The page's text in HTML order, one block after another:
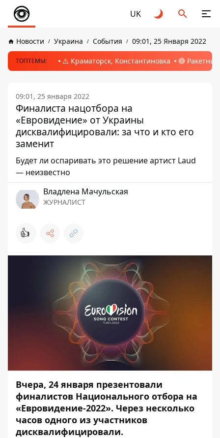
UK
Новости Украина События 09:01, 25 Января 2022
ТОПТЕМЫ: ⚠️ Краматорск, Константиновка 🔴
09:01, 25 января 2022
Финалиста нацотбора на
«Евровидение» от Украины
дисквалифицировали: за что и кто его
заменит
Будет ли оспаривать это решение артист Laud
— неизвестно
Владлена Мачульская
ЖУРНАЛИСТ
👍
Вчера, 24 января презентовали
финалистов Национального отбора на
«Евровидение-2022». Через несколько
часов одного из участников
дисквалифицировали.